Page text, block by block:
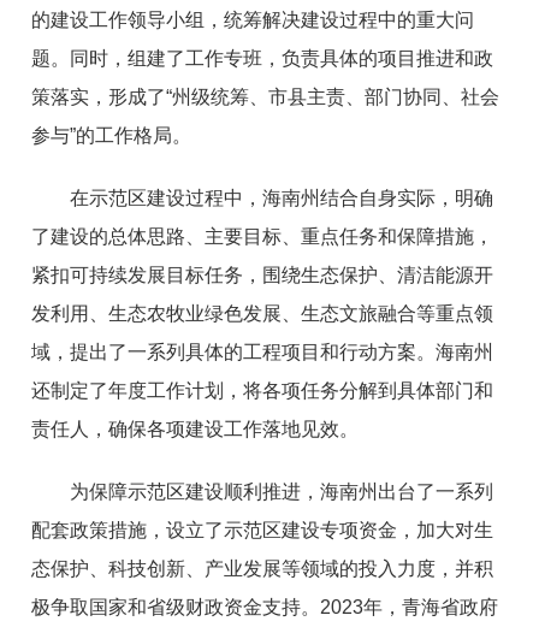
的建设工作领导小组，统筹解决建设过程中的重大问
题。同时，组建了工作专班，负责具体的项目推进和政
策落实，形成了“州级统筹、市县主责、部门协同、社会
参与”的工作格局。
在示范区建设过程中，海南州结合自身实际，明确
了建设的总体思路、主要目标、重点任务和保障措施，
紧扣可持续发展目标任务，围绕生态保护、清洁能源开
发利用、生态农牧业绿色发展、生态文旅融合等重点领
域，提出了一系列具体的工程项目和行动方案。海南州
还制定了年度工作计划，将各项任务分解到具体部门和
责任人，确保各项建设工作落地见效。
为保障示范区建设顺利推进，海南州出台了一系列
配套政策措施，设立了示范区建设专项资金，加大对生
态保护、科技创新、产业发展等领域的投入力度，并积
极争取国家和省级财政资金支持。2023年，青海省政府